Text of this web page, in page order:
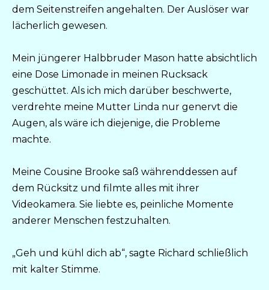
dem Seitenstreifen angehalten. Der Auslöser war
lächerlich gewesen.
Mein jüngerer Halbbruder Mason hatte absichtlich
eine Dose Limonade in meinen Rucksack
geschüttet. Als ich mich darüber beschwerte,
verdrehte meine Mutter Linda nur genervt die
Augen, als wäre ich diejenige, die Probleme
machte.
Meine Cousine Brooke saß währenddessen auf
dem Rücksitz und filmte alles mit ihrer
Videokamera. Sie liebte es, peinliche Momente
anderer Menschen festzuhalten.
„Geh und kühl dich ab“, sagte Richard schließlich
mit kalter Stimme.